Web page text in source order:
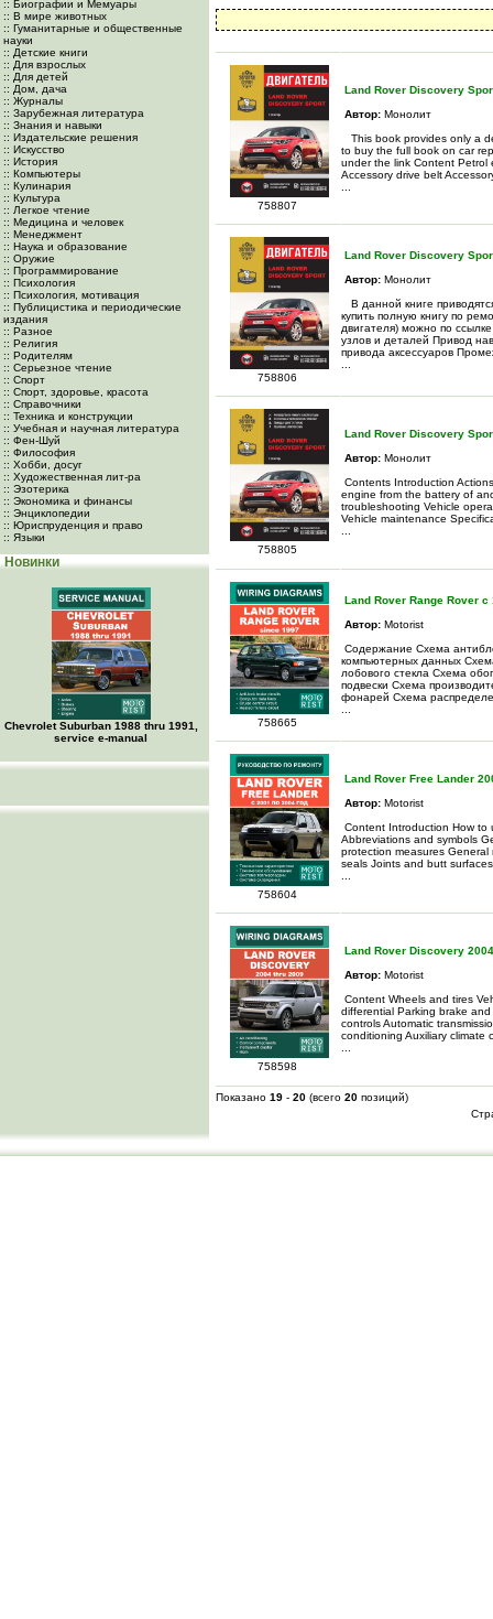
:: Биографии и Мемуары
:: В мире животных
:: Гуманитарные и общественные
науки
:: Детские книги
:: Для взрослых
:: Для детей
:: Дом, дача
:: Журналы
:: Зарубежная литература
:: Знания и навыки
:: Издательские решения
:: Искусство
:: История
:: Компьютеры
:: Кулинария
:: Культура
:: Легкое чтение
:: Медицина и человек
:: Менеджмент
:: Наука и образование
:: Оружие
:: Программирование
:: Психология
:: Психология, мотивация
:: Публицистика и периодические
издания
:: Разное
:: Религия
:: Родителям
:: Серьезное чтение
:: Спорт
:: Спорт, здоровье, красота
:: Справочники
:: Техника и конструкции
:: Учебная и научная литература
:: Фен-Шуй
:: Философия
:: Хобби, досуг
:: Художественная лит-ра
:: Эзотерика
:: Экономика и финансы
:: Энциклопедии
:: Юриспруденция и право
:: Языки
Новинки
Chevrolet Suburban 1988 thru 1991,
service e-manual
758807
Land Rover Discovery
Автор: Монолит
This book provides only a
to buy the full book on car
under the link Content Petrol
Accessory drive belt
758806
Land Rover Discovery
Автор: Монолит
В данной книге
купить полную книгу по
двигателя) можно по
узлов и деталей Привод
привода аксессуаров
758805
Land Rover Discovery
Автор: Монолит
Contents Introduction
engine from the battery of
troubleshooting Vehicle
Vehicle maintenance
758665
Land Rover Range Rover с
Автор: Motorist
Содержание Схема
компьютерных данных
лобового стекла Схема
подвески Схема
фонарей Схема
758604
Land Rover Free Lander
Автор: Motorist
Content Introduction How to
Abbreviations and symbols
protection measures General
seals Joints and butt
758598
Land Rover Discovery
Автор: Motorist
Content Wheels and tires
differential Parking brake
controls Automatic
conditioning Auxiliary climate
Показано 19 - 20 (всего 20 позиций)